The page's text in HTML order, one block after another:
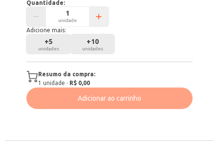
Quantidade:
unidade
Adicione mais:
+5
unidades
+10
unidades
Resumo da compra:
1 unidade · R$ 0,00
Adicionar ao carrinho